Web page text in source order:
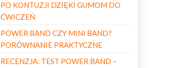
PO KONTUZJI DZIĘKI GUMOM DO
ĆWICZEŃ
POWER BAND CZY MINI BAND?
PORÓWNANIE PRAKTYCZNE
RECENZJA: TEST POWER BAND –